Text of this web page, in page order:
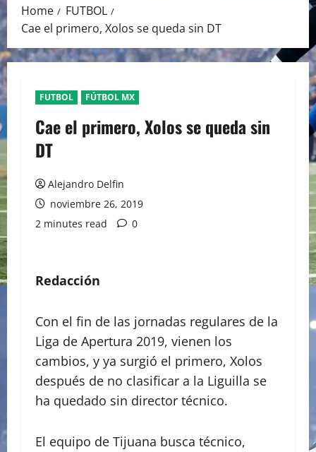
Home
FUTBOL
Cae el primero, Xolos se queda sin DT
FUTBOL FÚTBOL MX
Cae el primero, Xolos se queda sin
DT
Alejandro Delfin
noviembre 26, 2019
2 minutes read
0
Redacción
Con el fin de las jornadas regulares de la
Liga de Apertura 2019, vienen los
cambios, y ya surgió el primero, Xolos
después de no clasificar a la Liguilla se
ha quedado sin director técnico.
El equipo de Tijuana busca técnico,